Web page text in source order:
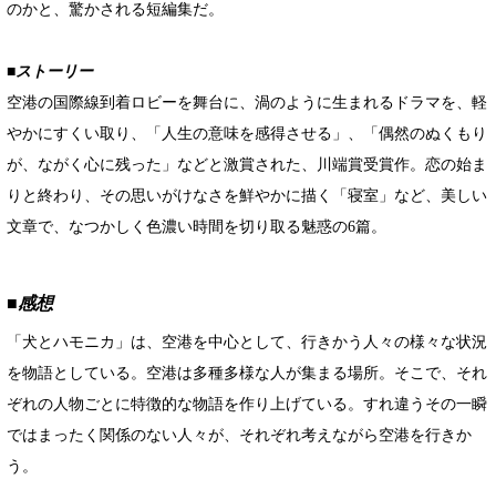
のかと、驚かされる短編集だ。
■ストーリー
空港の国際線到着ロビーを舞台に、渦のように生まれるドラマを、軽
やかにすくい取り、「人生の意味を感得させる」、「偶然のぬくもり
が、ながく心に残った」などと激賞された、川端賞受賞作。恋の始ま
りと終わり、その思いがけなさを鮮やかに描く「寝室」など、美しい
文章で、なつかしく色濃い時間を切り取る魅惑の6篇。
■感想
「犬とハモニカ」は、空港を中心として、行きかう人々の様々な状況
を物語としている。空港は多種多様な人が集まる場所。そこで、それ
ぞれの人物ごとに特徴的な物語を作り上げている。すれ違うその一瞬
ではまったく関係のない人々が、それぞれ考えながら空港を行きか
う。